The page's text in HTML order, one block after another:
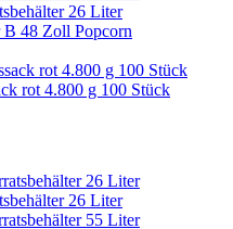
26 Liter
Popcorn
rot 4.800 g 100 Stück
26 Liter